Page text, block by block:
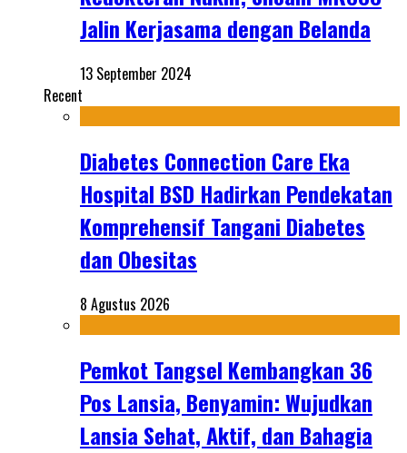
Jalin Kerjasama dengan Belanda
13 September 2024
Recent
Diabetes Connection Care Eka
Hospital BSD Hadirkan Pendekatan
Komprehensif Tangani Diabetes
dan Obesitas
8 Agustus 2026
Pemkot Tangsel Kembangkan 36
Pos Lansia, Benyamin: Wujudkan
Lansia Sehat, Aktif, dan Bahagia